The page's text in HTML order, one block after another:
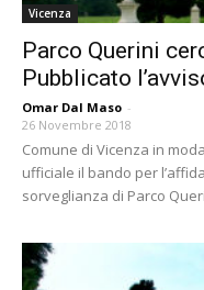
Vicenza
Parco Querini
Pubblicato
Omar Dal Maso -
26 Novembre 2018
Comune di Vicenza in
ufficiale il bando per
sorveglianza di Parco